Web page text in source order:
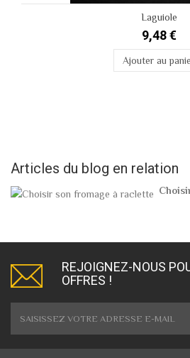
Laguiole
9,48 €
Ajouter au
Articles du blog en relation
REJOIGNEZ-NOUS
OFFRES !